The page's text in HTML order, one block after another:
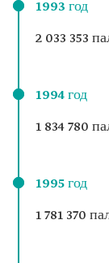
1993 год
2 033 353
1994 год
1 834 780
1995 год
1 781 370